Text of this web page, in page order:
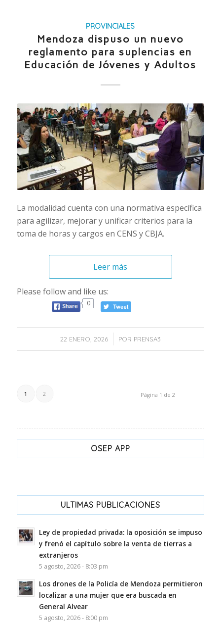
PROVINCIALES
Mendoza dispuso un nuevo
reglamento para suplencias en
Educación de Jóvenes y Adultos
La modalidad cuenta con una normativa específica
para agilizar, mejorar y unificar criterios para la
toma de horas y cargos en CENS y CBJA.
Leer más
Please follow and like us:
0
22 ENERO, 2026
/ POR PRENSA3
Página 1 de 2
1 2
OSEP APP
ULTIMAS PUBLICACIONES
Ley de propiedad privada: la oposición se impuso
y frenó el capítulo sobre la venta de tierras a
extranjeros
5 agosto, 2026 - 8:03 pm
Los drones de la Policía de Mendoza permitieron
localizar a una mujer que era buscada en
General Alvear
5 agosto, 2026 - 8:00 pm